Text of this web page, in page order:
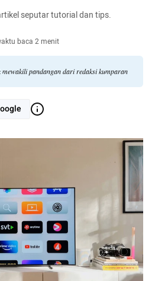
seputar tutorial dan tips.
baca 2 menit
pandangan dari redaksi kumparan